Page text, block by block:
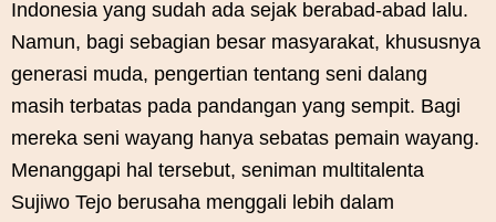
Indonesia yang sudah ada sejak berabad-abad lalu.
Namun, bagi sebagian besar masyarakat, khususnya
generasi muda, pengertian tentang seni dalang
masih terbatas pada pandangan yang sempit. Bagi
mereka seni wayang hanya sebatas pemain wayang.
Menanggapi hal tersebut, seniman multitalenta
Sujiwo Tejo berusaha menggali lebih dalam